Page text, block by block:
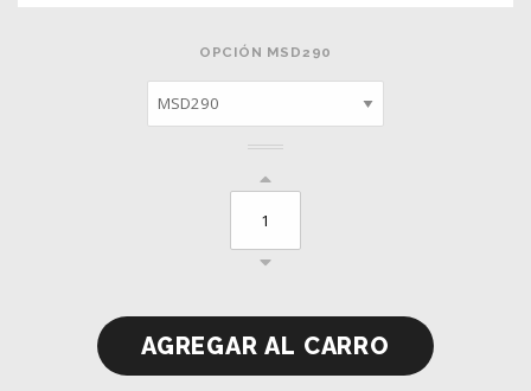
OPCIÓN MSD290